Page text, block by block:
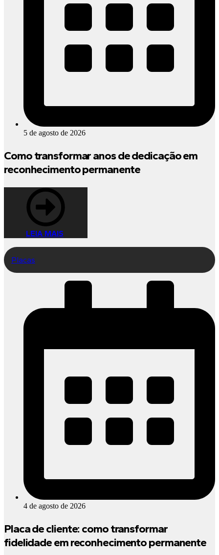
5 de agosto de 2026
Como transformar anos de dedicação em
reconhecimento permanente
LEIA MAIS
Placas
4 de agosto de 2026
Placa de cliente: como transformar
fidelidade em reconhecimento permanente